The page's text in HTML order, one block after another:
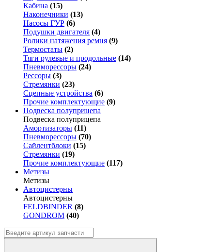
Кабина (15)
Наконечники (13)
Насосы ГУР (6)
Подушки двигателя (4)
Ролики натяжения ремня (9)
Термостаты (2)
Тяги рулевые и продольные (14)
Пневморессоры (24)
Рессоры (3)
Стремянки (23)
Сцепные устройства (6)
Прочие комплектующие (9)
Подвеска полуприцепа
Подвеска полуприцепа
Амортизаторы (11)
Пневморессоры (70)
Сайлентблоки (15)
Стремянки (19)
Прочие комплектующие (117)
Метизы
Метизы
Автоцистерны
Автоцистерны
FELDBINDER (8)
GONDROM (40)